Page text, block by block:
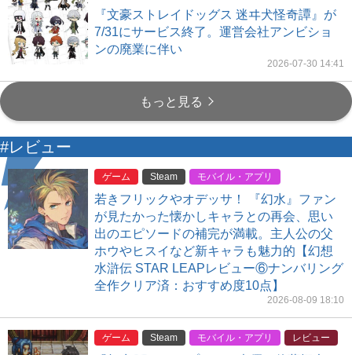
『文豪ストレイドッグス 迷ヰ犬怪奇譚』が
7/31にサービス終了。運営会社アンビショ
ンの廃業に伴い
2026-07-30 14:41
もっと見る
#レビュー
ゲーム Steam モバイル・アプリ
若きフリックやオデッサ！ 『幻水』ファン
が見たかった懐かしキャラとの再会、思い
出のエピソードの補完が満載。主人公の父
ホウやヒスイなど新キャラも魅力的【幻想
水滸伝 STAR LEAPレビュー⑥ナンバリング
全作クリア済：おすすめ度10点】
2026-08-09 18:10
ゲーム Steam モバイル・アプリ レビュー